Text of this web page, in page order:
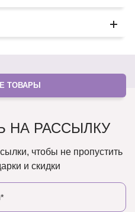
ТОВАРЫ
НА РАССЫЛКУ
чтобы не пропустить
и скидки